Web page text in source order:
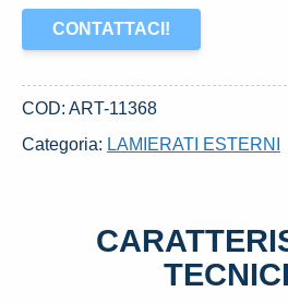
CONTATTACI!
COD: ART-11368
Categoria: LAMIERATI ESTERNI